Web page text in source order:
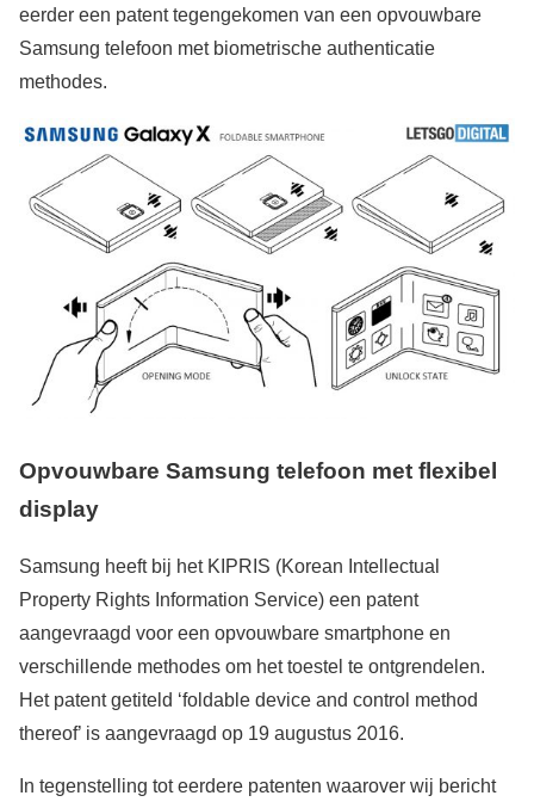
eerder een patent tegengekomen van een opvouwbare
Samsung telefoon met biometrische authenticatie
methodes.
Opvouwbare Samsung telefoon met flexibel
display
Samsung heeft bij het KIPRIS (Korean Intellectual
Property Rights Information Service) een patent
aangevraagd voor een opvouwbare smartphone en
verschillende methodes om het toestel te ontgrendelen.
Het patent getiteld ‘foldable device and control method
thereof’ is aangevraagd op 19 augustus 2016.
In tegenstelling tot eerdere patenten waarover wij bericht